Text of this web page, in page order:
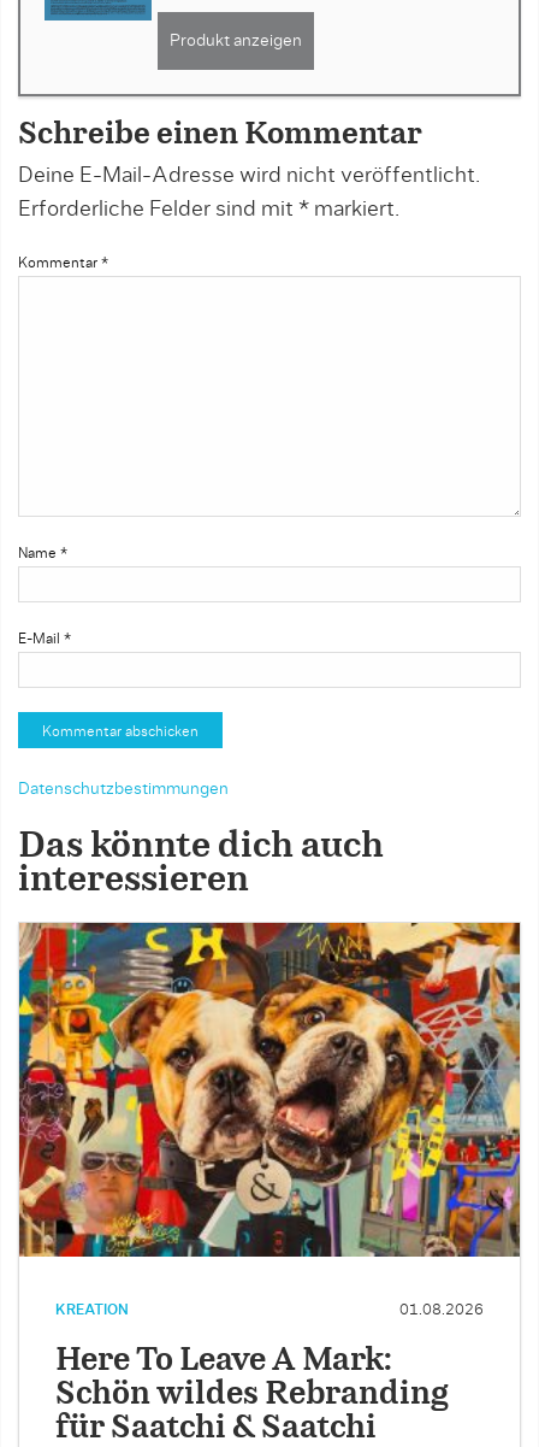
Produkt anzeigen
Schreibe einen Kommentar
Deine E-Mail-Adresse wird nicht veröffentlicht.
Erforderliche Felder sind mit * markiert.
Kommentar *
Name *
E-Mail *
Datenschutzbestimmungen
Das könnte dich auch
interessieren
KREATION 01.08.2026
Here To Leave A Mark:
Schön wildes Rebranding
für Saatchi & Saatchi